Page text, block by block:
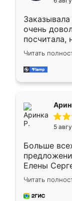
мебели
очень
посчитала,
Замерщик
делу со
за день,
Читать
5
Больше
Елены
короткие
для
предложил
Читать